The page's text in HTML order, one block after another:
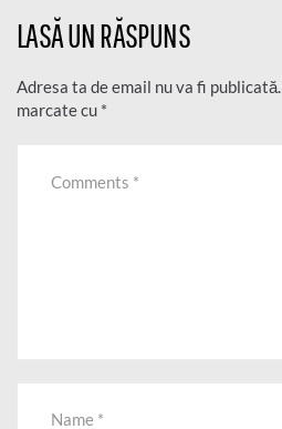
LASĂ UN RĂSPUNS
Adresa ta de email nu va fi publicată.
marcate cu *